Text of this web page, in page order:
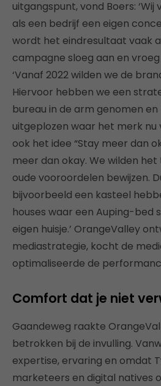
uitgangspunt, vond Boers:
als een bedrijf een eigen
wordt het eindresultaat vaak
campagne sloeg aan en
‘Vanaf 2022 wilden we de
Hiervoor hebben we een
bureau in de arm genomen
uitgeplozen waar het merk nu
ook het idee “Stay meer dan
meer dan okay. We wilden
oude vooroordelen bewijzen.
bijvoorbeeld een kasteel
houses waar een Auping-bed
eigen huisje.’ OrangeValley
mediastrategie, kocht de
optimaliseerde de
Comfort dat je niet
Gaandeweg raakte
betrokken bij de invulling.
expertise, ervaring en omdat
marketeers en digital natives